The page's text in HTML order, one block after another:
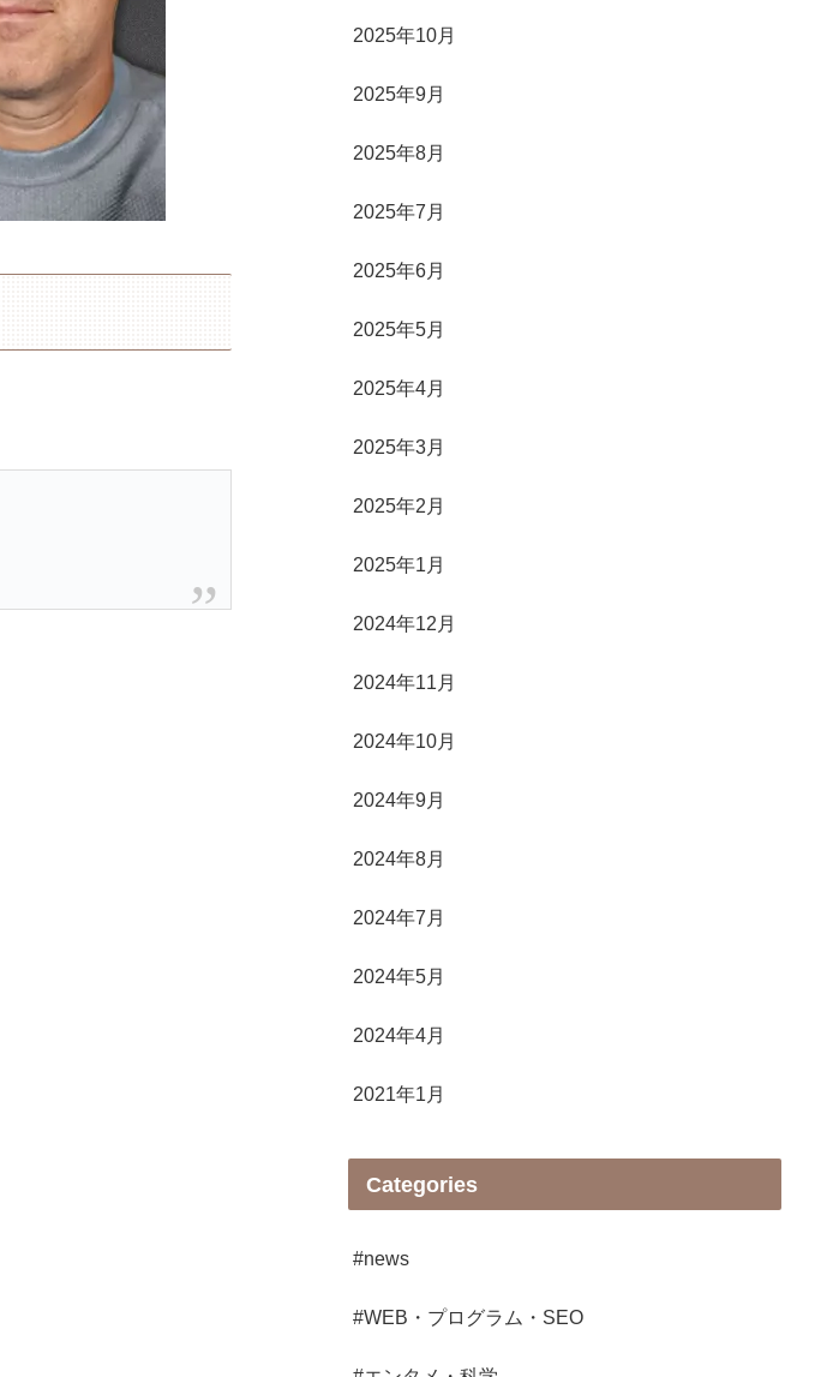
2025年10月
2025年9月
2025年8月
2025年7月
2025年6月
2025年5月
2025年4月
2025年3月
2025年2月
2025年1月
2024年12月
2024年11月
2024年10月
2024年9月
2024年8月
2024年7月
2024年5月
2024年4月
2021年1月
Categories
#news
#WEB・プログラム・SEO